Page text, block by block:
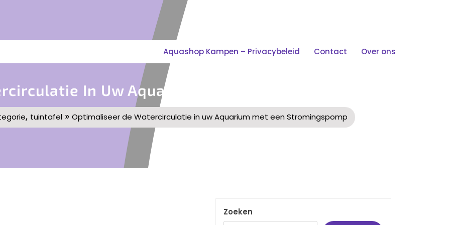
Aquashop Kampen – Privacybeleid Contact Over ons
In Uw Aquarium Met Een Stromingspomp
, tuintafel » Optimaliseer de Watercirculatie in uw Aquarium met een Stromingspomp
Zoeken